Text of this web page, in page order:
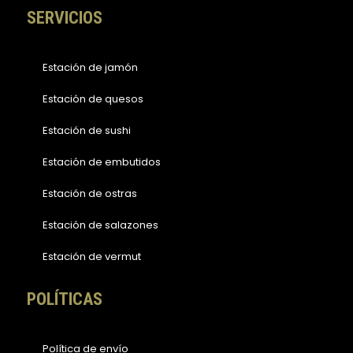
SERVICIOS
Estación de jamón
Estación de quesos
Estación de sushi
Estación de embutidos
Estación de ostras
Estación de salazones
Estación de vermut
POLÍTICAS
Política de envío